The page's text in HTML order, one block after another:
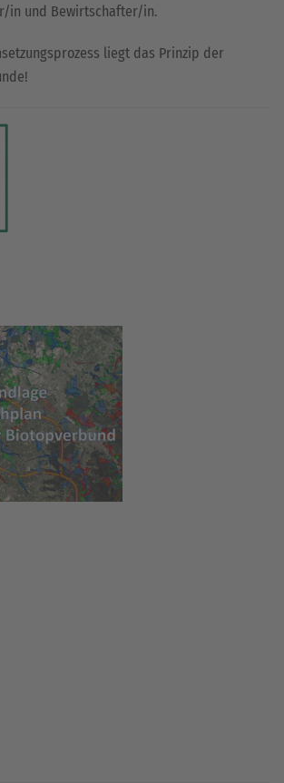
in und Bewirtschafter/in.
liegt das Prinzip der